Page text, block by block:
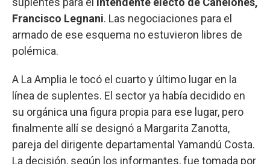
Francisco Legnani. Las negociaciones para el
armado de ese esquema no estuvieron libres de
polémica.
A La Amplia le tocó el cuarto y último lugar en la
línea de suplentes. El sector ya había decidido en
su orgánica una figura propia para ese lugar, pero
finalmente allí se designó a Margarita Zanotta,
pareja del dirigente departamental Yamandú Costa.
La decisión, según los informantes, fue tomada por